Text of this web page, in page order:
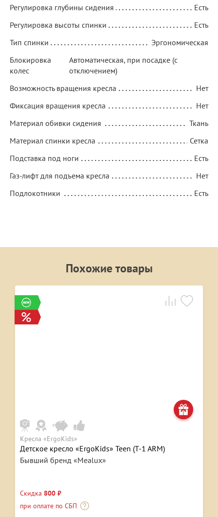
Регулировка глубины сидения
Есть
Регулировка высоты спинки
Есть
Тип спинки
Эргономическая
Блокировка
колес
Автоматическая, при посадке (с
отключением)
Возможность вращения кресла
Нет
Фиксация вращения кресла
Нет
Материал обивки сидения
Ткань
Материал спинки кресла
Сетка
Подставка под ноги
Есть
Газ-лифт для подъема кресла
Нет
Подлокотники
Есть
Похожие товары
Кресла «ErgoKids»
Детское кресло «ErgoKids» Teen (T-1 ARM)
Бывший бренд «Mealux»
Скидка 800 ₽
при оплате по СБП